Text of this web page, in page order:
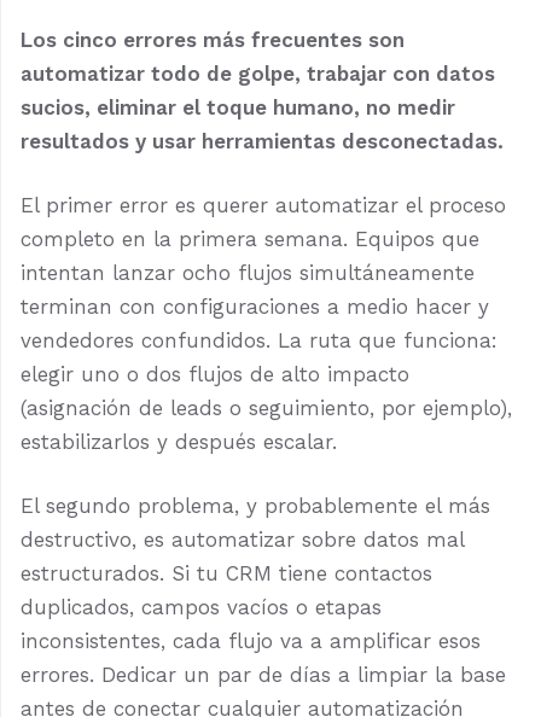
Los cinco errores más frecuentes son
automatizar todo de golpe, trabajar con datos
sucios, eliminar el toque humano, no medir
resultados y usar herramientas desconectadas.
El primer error es querer automatizar el proceso
completo en la primera semana. Equipos que
intentan lanzar ocho flujos simultáneamente
terminan con configuraciones a medio hacer y
vendedores confundidos. La ruta que funciona:
elegir uno o dos flujos de alto impacto
(asignación de leads o seguimiento, por ejemplo),
estabilizarlos y después escalar.
El segundo problema, y probablemente el más
destructivo, es automatizar sobre datos mal
estructurados. Si tu CRM tiene contactos
duplicados, campos vacíos o etapas
inconsistentes, cada flujo va a amplificar esos
errores. Dedicar un par de días a limpiar la base
antes de conectar cualquier automatización